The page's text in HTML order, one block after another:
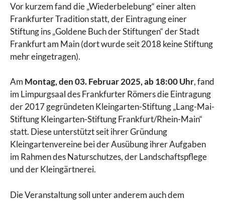
Vor kurzem fand die „Wiederbelebung“ einer alten
Frankfurter Tradition statt, der Eintragung einer
Stiftung ins „Goldene Buch der Stiftungen“ der Stadt
Frankfurt am Main (dort wurde seit 2018 keine Stiftung
mehr eingetragen).
Am Montag, den 03. Februar 2025, ab 18:00 Uhr, fand
im Limpurgsaal des Frankfurter Römers die Eintragung
der 2017 gegründeten Kleingarten-Stiftung „Lang-Mai-
Stiftung Kleingarten-Stiftung Frankfurt/Rhein-Main“
statt. Diese unterstützt seit ihrer Gründung
Kleingartenvereine bei der Ausübung ihrer Aufgaben
im Rahmen des Naturschutzes, der Landschaftspflege
und der Kleingärtnerei.
Die Veranstaltung soll unter anderem auch dem